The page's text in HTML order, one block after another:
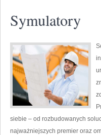
Symulatory
siebie – od rozbudowanych
najważniejszych premier oraz